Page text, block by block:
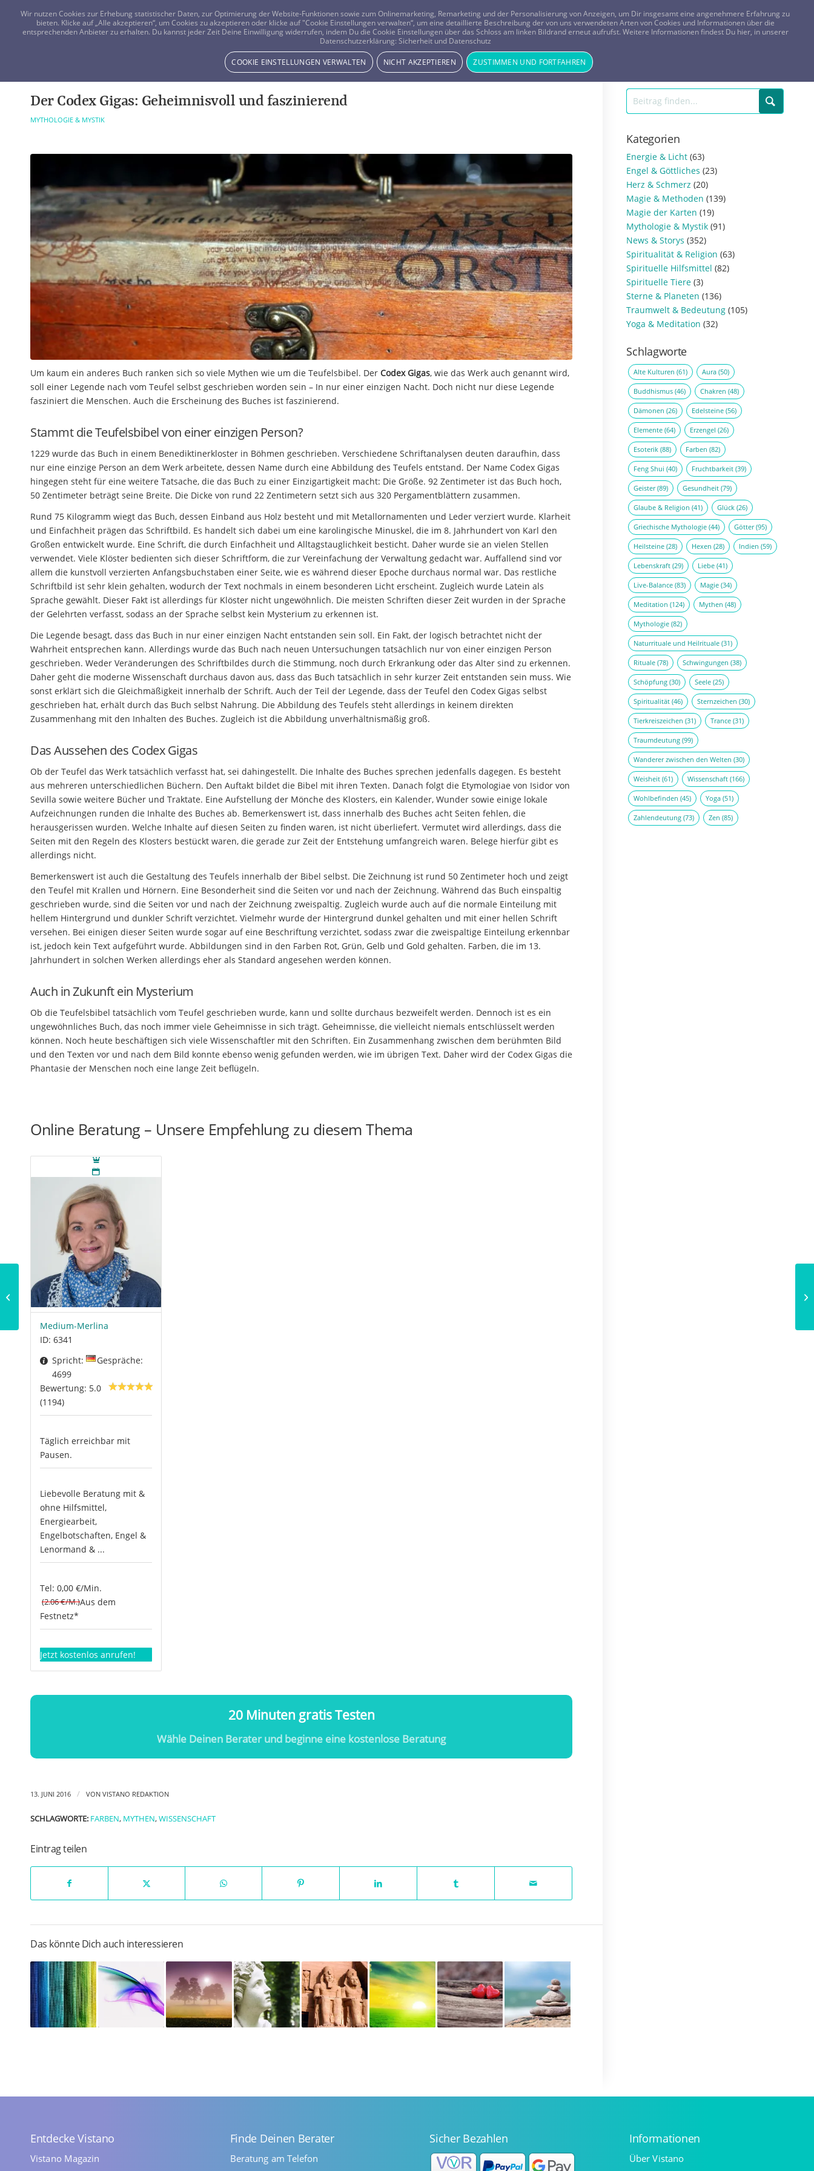
FRAGEN? KOSTENLOS ANRUFEN: 0800-8478266
Beratung Horoskope Tageskarte Magazin ANMELDEN REGISTRIEREN
Der Codex Gigas: Geheimnisvoll und faszinierend
MYTHOLOGIE & MYSTIK
Um kaum ein anderes Buch ranken sich so viele Mythen wie um die Teufelsbibel. Der Codex Gigas, wie das Werk auch genannt wird,
soll einer Legende nach vom Teufel selbst geschrieben worden sein – In nur einer einzigen Nacht. Doch nicht nur diese Legende
fasziniert die Menschen. Auch die Erscheinung des Buches ist faszinierend.
Stammt die Teufelsbibel von einer einzigen Person?
1229 wurde das Buch in einem Benediktinerkloster in Böhmen geschrieben. Verschiedene Schriftanalysen deuten daraufhin, dass
nur eine einzige Person an dem Werk arbeitete, dessen Name durch eine Abbildung des Teufels entstand. Der Name Codex Gigas
hingegen steht für eine weitere Tatsache, die das Buch zu einer Einzigartigkeit macht: Die Größe. 92 Zentimeter ist das Buch hoch,
50 Zentimeter beträgt seine Breite. Die Dicke von rund 22 Zentimetern setzt sich aus 320 Pergamentblättern zusammen.
Rund 75 Kilogramm wiegt das Buch, dessen Einband aus Holz besteht und mit Metallornamenten und Leder verziert wurde. Klarheit
und Einfachheit prägen das Schriftbild. Es handelt sich dabei um eine karolingische Minuskel, die im 8. Jahrhundert von Karl den
Großen entwickelt wurde. Eine Schrift, die durch Einfachheit und Alltagstauglichkeit besticht. Daher wurde sie an vielen Stellen
verwendet. Viele Klöster bedienten sich dieser Schriftform, die zur Vereinfachung der Verwaltung gedacht war. Auffallend sind vor
allem die kunstvoll verzierten Anfangsbuchstaben einer Seite, wie es während dieser Epoche durchaus normal war. Das restliche
Schriftbild ist sehr klein gehalten, wodurch der Text nochmals in einem besonderen Licht erscheint. Zugleich wurde Latein als
Sprache gewählt. Dieser Fakt ist allerdings für Klöster nicht ungewöhnlich. Die meisten Schriften dieser Zeit wurden in der Sprache
der Gelehrten verfasst, sodass an der Sprache selbst kein Mysterium zu erkennen ist.
Die Legende besagt, dass das Buch in nur einer einzigen Nacht entstanden sein soll. Ein Fakt, der logisch betrachtet nicht der
Wahrheit entsprechen kann. Allerdings wurde das Buch nach neuen Untersuchungen tatsächlich nur von einer einzigen Person
geschrieben. Weder Veränderungen des Schriftbildes durch die Stimmung, noch durch Erkrankung oder das Alter sind zu erkennen.
Daher geht die moderne Wissenschaft durchaus davon aus, dass das Buch tatsächlich in sehr kurzer Zeit entstanden sein muss. Wie
sonst erklärt sich die Gleichmäßigkeit innerhalb der Schrift. Auch der Teil der Legende, dass der Teufel den Codex Gigas selbst
geschrieben hat, erhält durch das Buch selbst Nahrung. Die Abbildung des Teufels steht allerdings in keinem direkten
Zusammenhang mit den Inhalten des Buches. Zugleich ist die Abbildung unverhältnismäßig groß.
Das Aussehen des Codex Gigas
Ob der Teufel das Werk tatsächlich verfasst hat, sei dahingestellt. Die Inhalte des Buches sprechen jedenfalls dagegen. Es besteht
aus mehreren unterschiedlichen Büchern. Den Auftakt bildet die Bibel mit ihren Texten. Danach folgt die Etymologiae von Isidor von
Sevilla sowie weitere Bücher und Traktate. Eine Aufstellung der Mönche des Klosters, ein Kalender, Wunder sowie einige lokale
Aufzeichnungen runden die Inhalte des Buches ab. Bemerkenswert ist, dass innerhalb des Buches acht Seiten fehlen, die
herausgerissen wurden. Welche Inhalte auf diesen Seiten zu finden waren, ist nicht überliefert. Vermutet wird allerdings, dass die
Seiten mit den Regeln des Klosters bestückt waren, die gerade zur Zeit der Entstehung umfangreich waren. Belege hierfür gibt es
allerdings nicht.
Bemerkenswert ist auch die Gestaltung des Teufels innerhalb der Bibel selbst. Die Zeichnung ist rund 50 Zentimeter hoch und zeigt
den Teufel mit Krallen und Hörnern. Eine Besonderheit sind die Seiten vor und nach der Zeichnung. Während das Buch einspaltig
geschrieben wurde, sind die Seiten vor und nach der Zeichnung zweispaltig. Zugleich wurde auch auf die normale Einteilung mit
hellem Hintergrund und dunkler Schrift verzichtet. Vielmehr wurde der Hintergrund dunkel gehalten und mit einer hellen Schrift
versehen. Bei einigen dieser Seiten wurde sogar auf eine Beschriftung verzichtet, sodass zwar die zweispaltige Einteilung erkennbar
ist, jedoch kein Text aufgeführt wurde. Abbildungen sind in den Farben Rot, Grün, Gelb und Gold gehalten. Farben, die im 13.
Jahrhundert in solchen Werken allerdings eher als Standard angesehen werden können.
Auch in Zukunft ein Mysterium
Ob die Teufelsbibel tatsächlich vom Teufel geschrieben wurde, kann und sollte durchaus bezweifelt werden. Dennoch ist es ein
ungewöhnliches Buch, das noch immer viele Geheimnisse in sich trägt. Geheimnisse, die vielleicht niemals entschlüsselt werden
können. Noch heute beschäftigen sich viele Wissenschaftler mit den Schriften. Ein Zusammenhang zwischen dem berühmten Bild
und den Texten vor und nach dem Bild konnte ebenso wenig gefunden werden, wie im übrigen Text. Daher wird der Codex Gigas die
Phantasie der Menschen noch eine lange Zeit beflügeln.
Online Beratung – Unsere Empfehlung zu diesem Thema
Medium-Merlina
ID: 6341
Spricht:
Gespräche:
4699
Bewertung: 5.0
(1194)
Täglich erreichbar mit
Pausen.
Liebevolle Beratung mit &
ohne Hilfsmittel,
Energiearbeit,
Engelbotschaften, Engel &
Lenormand & ...
Tel: 0,00 €/Min.
(2.06 €/M.)Aus dem
Festnetz*
Jetzt kostenlos anrufen!
20 Minuten gratis Testen
Wähle Deinen Berater und beginne eine kostenlose Beratung
13. JUNI 2016 / VON VISTANO REDAKTION
SCHLAGWORTE: FARBEN, MYTHEN,WISSENSCHAFT
Eintrag teilen
Das könnte Dich auch interessieren
Kategorien
Energie & Licht (63)
Engel & Göttliches (23)
Herz & Schmerz (20)
Magie & Methoden (139)
Magie der Karten (19)
Mythologie & Mystik (91)
News & Storys (352)
Spiritualität & Religion (63)
Spirituelle Hilfsmittel (82)
Spirituelle Tiere (3)
Sterne & Planeten (136)
Traumwelt & Bedeutung (105)
Yoga & Meditation (32)
Schlagworte
Alte Kulturen (61) Aura (50)
Buddhismus (46) Chakren (48)
Dämonen (26) Edelsteine (56)
Elemente (64) Erzengel (26)
Esoterik (88) Farben (82)
Feng Shui (40) Fruchtbarkeit (39)
Geister(89) Gesundheit (79)
Glaube & Religion (41) Glück (26)
Griechische Mythologie (44) Götter(95)
Heilsteine (28) Hexen (28) Indien (59)
Lebenskraft (29) Liebe (41)
Live-Balance (83) Magie (34)
Meditation (124) Mythen (48)
Mythologie (82)
Naturrituale und Heilrituale (31)
Rituale (78) Schwingungen (38)
Schöpfung (30) Seele (25)
Spiritualität (46) Sternzeichen (30)
Tierkreiszeichen (31) Trance (31)
Traumdeutung (99)
Wanderer zwischen den Welten (30)
Weisheit (61) Wissenschaft (166)
Wohlbefinden (45) Yoga (51)
Zahlendeutung (73) Zen (85)
Entdecke Vistano
Vistano Magazin
Finde Deinen Berater
Beratung am Telefon
Sicher Bezahlen Informationen
Über Vistano
Der Codex Gigas: Eine
Legende
Wir nutzen Cookies zur Erhebung statistischer Daten, zur Optimierung der Website-Funktionen sowie zum Onlinemarketing, Remarketing und der Personalisierung von Anzeigen, um Dir insgesamt eine angenehmere Erfahrung zu
bieten. Klicke auf „Alle akzeptieren“, um Cookies zu akzeptieren oder klicke auf "Cookie Einstellungen verwalten“, um eine detaillierte Beschreibung der von uns verwendeten Arten von Cookies und Informationen über die
entsprechenden Anbieter zu erhalten. Du kannst jeder Zeit Deine Einwilligung widerrufen, indem Du die Cookie Einstellungen über das Schloss am linken Bildrand erneut aufrufst. Weitere Informationen findest Du hier, in unserer
Datenschutzerklärung: Sicherheit und Datenschutz
COOKIE EINSTELLUNGEN VERWALTEN NICHT AKZEPTIEREN ZUSTIMMEN UND FORTFAHREN